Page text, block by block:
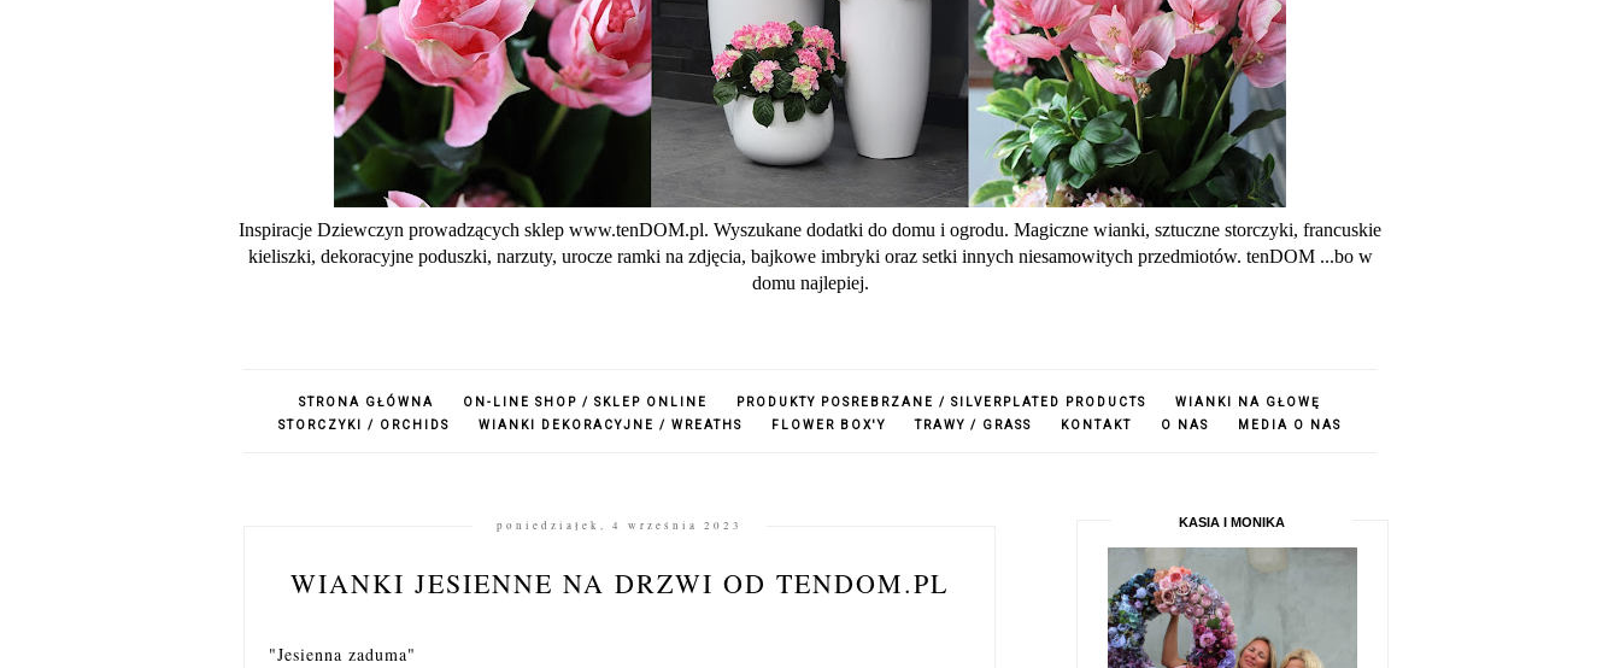
Inspiracje Dziewczyn prowadzących sklep www.tenDOM.pl. Wyszukane dodatki do domu i ogrodu. Magiczne wianki, sztuczne storczyki, francuskie
kieliszki, dekoracyjne poduszki, narzuty, urocze ramki na zdjęcia, bajkowe imbryki oraz setki innych niesamowitych przedmiotów. tenDOM ...bo w
domu najlepiej.
STRONA GŁÓWNA ON-LINE SHOP / SKLEP ONLINE PRODUKTY POSREBRZANE / SILVERPLATED PRODUCTS
WIANKI NA GŁOWĘ
STORCZYKI / ORCHIDS
WIANKI DEKORACYJNE / WREATHS FLOWER BOX'Y TRAWY / GRASS KONTAKT O NAS MEDIA O NAS
poniedziałek, 4 września 2023
WIANKI JESIENNE NA DRZWI OD TENDOM.PL
"Jesienna zaduma"
KASIA I MONIKA